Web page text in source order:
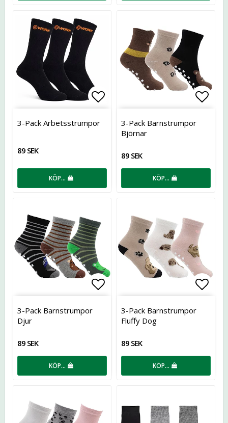
Lägg till i favoritlistan
3-Pack Arbetsstrumpor
89 SEK
KÖP…
3-Pack Barnstrumpor
Björnar
89 SEK
KÖP…
Lägg till i favoritlistan
3-Pack Barnstrumpor
Djur
89 SEK
KÖP…
3-Pack Barnstrumpor
Fluffy Dog
89 SEK
KÖP…